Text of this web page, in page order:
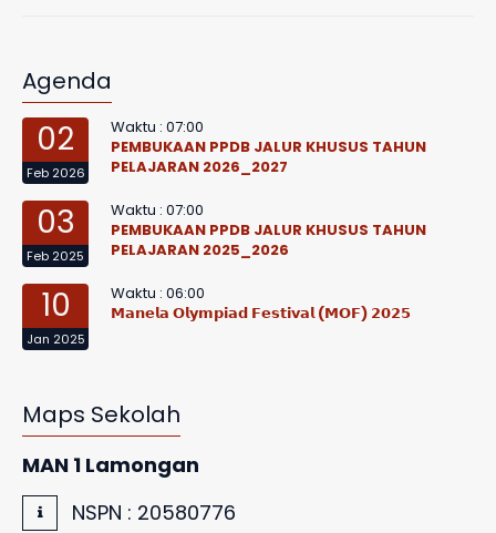
Agenda
02
Feb 2026
Waktu : 07:00
PEMBUKAAN PPDB JALUR KHUSUS TAHUN
PELAJARAN 2026_2027
03
Feb 2025
Waktu : 07:00
PEMBUKAAN PPDB JALUR KHUSUS TAHUN
PELAJARAN 2025_2026
10
Jan 2025
Waktu : 06:00
𝗠𝗮𝗻𝗲𝗹𝗮 𝗢𝗹𝘆𝗺𝗽𝗶𝗮𝗱 𝗙𝗲𝘀𝘁𝗶𝘃𝗮𝗹 (𝗠𝗢𝗙) 𝟮𝟬𝟮𝟱
Maps Sekolah
MAN 1 Lamongan
NSPN : 20580776